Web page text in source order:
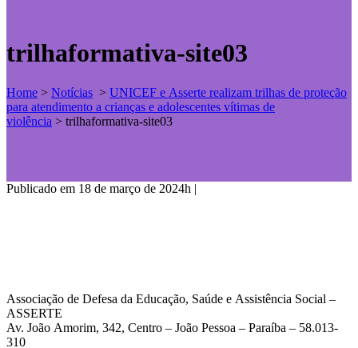
trilhaformativa-site03
Home > Notícias > UNICEF e Asserte realizam trilhas de proteção
para atendimento a crianças e adolescentes vítimas de
violência > trilhaformativa-site03
Publicado em 18 de março de 2024h |
Associação de Defesa da Educação, Saúde e Assistência Social –
ASSERTE
Av. João Amorim, 342, Centro – João Pessoa – Paraíba – 58.013-
310